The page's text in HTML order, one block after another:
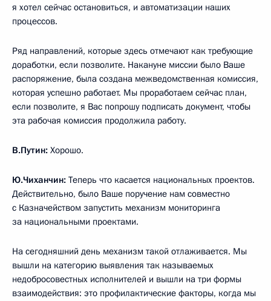
я хотел сейчас остановиться, и автоматизации наших
процессов.
Ряд направлений, которые здесь отмечают как требующие
доработки, если позволите. Накануне миссии было Ваше
распоряжение, была создана межведомственная комиссия,
которая успешно работает. Мы проработаем сейчас план,
если позволите, я Вас попрошу подписать документ, чтобы
эта рабочая комиссия продолжила работу.
В.Путин: Хорошо.
Ю.Чиханчин: Теперь что касается национальных проектов.
Действительно, было Ваше поручение нам совместно
с Казначейством запустить механизм мониторинга
за национальными проектами.
На сегодняшний день механизм такой отлаживается. Мы
вышли на категорию выявления так называемых
недобросовестных исполнителей и вышли на три формы
взаимодействия: это профилактические факторы, когда мы